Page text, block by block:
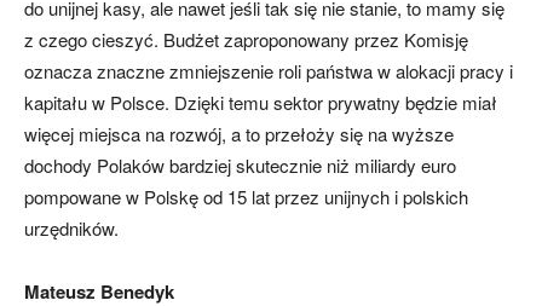
do unijnej kasy, ale nawet jeśli tak się nie stanie, to mamy się
z czego cieszyć. Budżet zaproponowany przez Komisję
oznacza znaczne zmniejszenie roli państwa w alokacji pracy i
kapitału w Polsce. Dzięki temu sektor prywatny będzie miał
więcej miejsca na rozwój, a to przełoży się na wyższe
dochody Polaków bardziej skutecznie niż miliardy euro
pompowane w Polskę od 15 lat przez unijnych i polskich
urzędników.
Mateusz Benedyk